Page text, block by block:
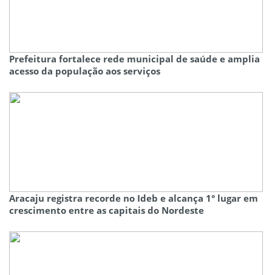
Prefeitura fortalece rede municipal de saúde e amplia
acesso da população aos serviços
Aracaju registra recorde no Ideb e alcança 1° lugar em
crescimento entre as capitais do Nordeste